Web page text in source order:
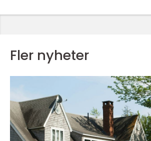
Fler nyheter